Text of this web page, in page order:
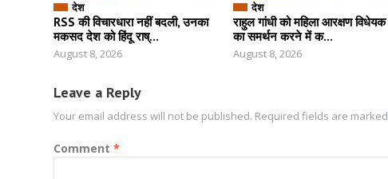
देश
RSS की विचारधारा नहीं बदली, उनका
मकसद देश को हिंदू राष्...
August 8, 2026
देश
राहुल गांधी को महिला आरक्षण विधेयक
का समर्थन करने में क...
August 8, 2026
Leave a Reply
Your email address will not be published. Required fields are marked
Comment *